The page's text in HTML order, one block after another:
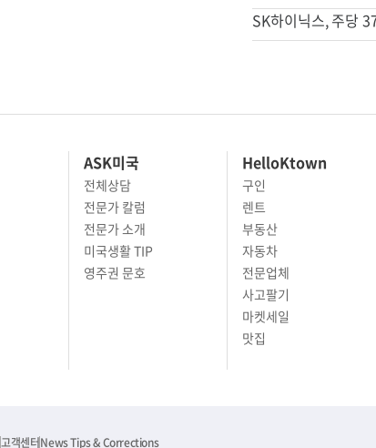
ASK미국
전체상담
전문가 칼럼
전문가 소개
미국생활 TIP
영주권 문호
HelloKtown
구인
렌트
부동산
자동차
전문업체
사고팔기
마켓세일
맛집
고객센터News Tips & Corrections